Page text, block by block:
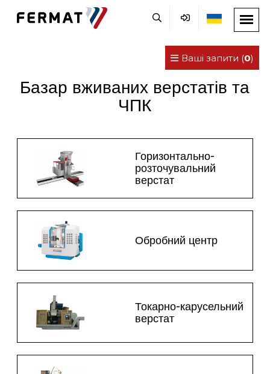
Ваші запити (0)
Базар вживаних верстатів та
ЧПК
Горизонтально-
розточувальний
верстат
Обробний центр
Токарно-карусельний
верстат